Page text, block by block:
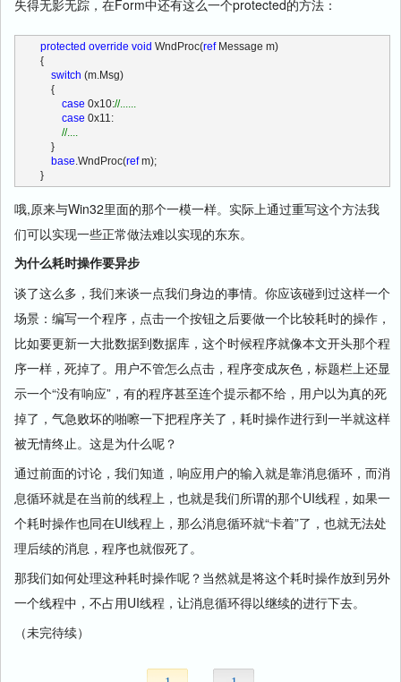
失得无影无踪，在Form中还有这么一个protected的方法：
protected override void WndProc(ref Message m)
{
switch (m.Msg)
    {
case 0x10://......
case 0x11:
//....
    }
base.WndProc(ref m);
}
哦,原来与Win32里面的那个一模一样。实际上通过重写这个方法我
们可以实现一些正常做法难以实现的东东。
为什么耗时操作要异步
谈了这么多，我们来谈一点我们身边的事情。你应该碰到过这样一个
场景：编写一个程序，点击一个按钮之后要做一个比较耗时的操作，
比如要更新一大批数据到数据库，这个时候程序就像本文开头那个程
序一样，死掉了。用户不管怎么点击，程序变成灰色，标题栏上还显
示一个“没有响应”，有的程序甚至连个提示都不给，用户以为真的死
掉了，气急败坏的啪嚓一下把程序关了，耗时操作进行到一半就这样
被无情终止。这是为什么呢？
通过前面的讨论，我们知道，响应用户的输入就是靠消息循环，而消
息循环就是在当前的线程上，也就是我们所谓的那个UI线程，如果一
个耗时操作也同在UI线程上，那么消息循环就“卡着”了，也就无法处
理后续的消息，程序也就假死了。
那我们如何处理这种耗时操作呢？当然就是将这个耗时操作放到另外
一个线程中，不占用UI线程，让消息循环得以继续的进行下去。
（未完待续）